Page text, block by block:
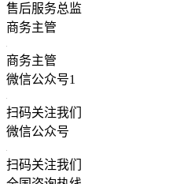
售后服务总监
商务主管
商务主管
微信公众号1
扫码关注我们
微信公众号
扫码关注我们